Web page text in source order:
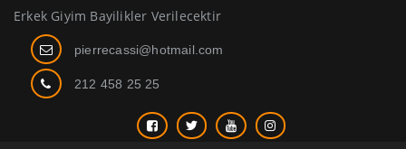
Erkek Giyim Bayilikler Verilecektir
pierrecassi@hotmail.com
212 458 25 25